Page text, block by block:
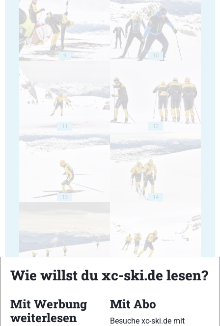
9 10
11 12
13 14
Wie willst du xc-ski.de lesen?
Mit Werbung
weiterlesen
Mit Abo
Besuche xc-ski.de mit